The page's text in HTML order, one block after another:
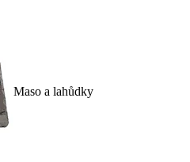
Maso a lahůdky